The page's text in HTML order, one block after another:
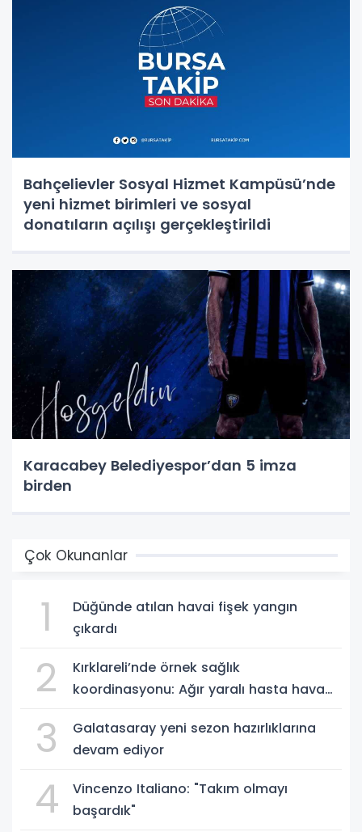
Bahçelievler Sosyal Hizmet Kampüsü’nde
yeni hizmet birimleri ve sosyal
donatıların açılışı gerçekleştirildi
Karacabey Belediyespor’dan 5 imza
birden
Çok Okunanlar
1
Düğünde atılan havai fişek yangın
çıkardı
2
Kırklareli’nde örnek sağlık
koordinasyonu: Ağır yaralı hasta hava
3
Galatasaray yeni sezon hazırlıklarına
devam ediyor
4
Vincenzo Italiano: "Takım olmayı
başardık"